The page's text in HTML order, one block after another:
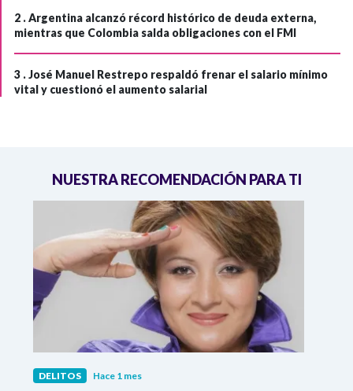
2 .Argentina alcanzó récord histórico de deuda externa,
mientras que Colombia salda obligaciones con el FMI
3 .José Manuel Restrepo respaldó frenar el salario mínimo
vital y cuestionó el aumento salarial
NUESTRA RECOMENDACIÓN PARA TI
DELITOS Hace 1 mes